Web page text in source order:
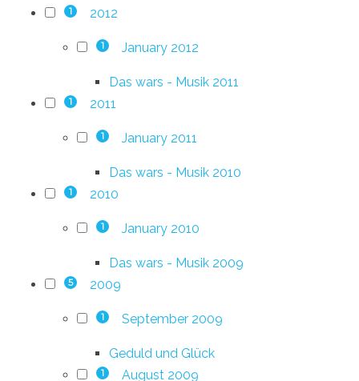
1 2012
1 January 2012
Das wars - Musik 2011
1 2011
1 January 2011
Das wars - Musik 2010
1 2010
1 January 2010
Das wars - Musik 2009
5 2009
1 September 2009
Geduld und Glück
1 August 2009